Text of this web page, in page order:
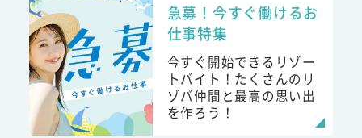
急募！今すぐ働けるお
仕事特集
今すぐ開始できるリゾー
トバイト！たくさんのリ
ゾバ仲間と最高の思い出
を作ろう！